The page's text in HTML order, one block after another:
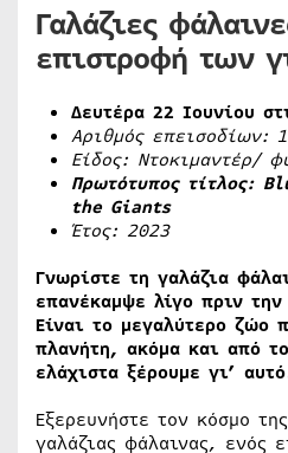
Γαλάζιες
επιστροφή των
Δευτέρα 22 Ιουνίου
Αριθμός επεισοδίων: 1
Είδος: Ντοκιμαντέρ/
Πρωτότυπος τίτλος:
the Giants
Έτος: 2023
Γνωρίστε τη γαλάζια
επανέκαμψε λίγο πριν
Είναι το μεγαλύτερο ζώο
πλανήτη, ακόμα και από
ελάχιστα ξέρουμε γι’
Εξερευνήστε τον κόσμο
γαλάζιας φάλαινας, ενός